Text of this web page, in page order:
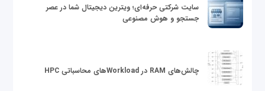
سایت شرکتی حرفه‌ای؛ ویترین دیجیتال شما در عصر
جستجو و هوش مصنوعی
چالش‌های RAM در Workloadهای محاسباتی HPC